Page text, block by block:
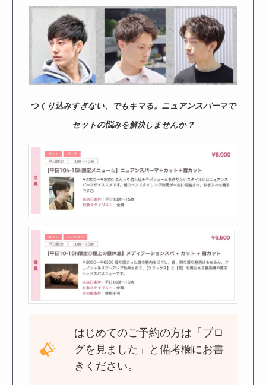
つくり込みすぎない、でもキマる。ニュアンスパーマで
セットの悩みを解決しませんか？
はじめてのご予約の方は「ブロ
グを見ました」と備考欄にお書
きください。